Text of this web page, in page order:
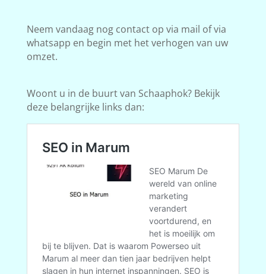
Neem vandaag nog contact op via mail of via
whatsapp en begin met het verhogen van uw
omzet.
Woont u in de buurt van Schaaphok? Bekijk
deze belangrijke links dan: